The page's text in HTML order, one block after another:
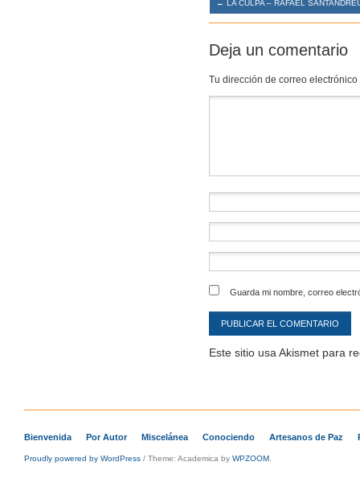
← LA CULPA – RAFAEL
Deja un comentario
Tu dirección de correo
Guarda mi nombre, correo
Este sitio usa Akismet para
Bienvenida Por Autor Miscelánea Conociendo Artesanos de Paz
Proudly powered by WordPress / Theme: Academica by WPZOOM